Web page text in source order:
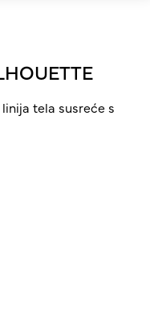
tela susreće s